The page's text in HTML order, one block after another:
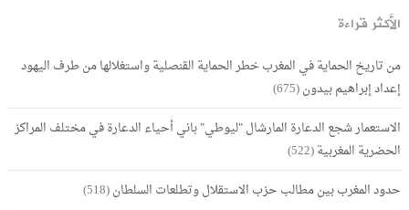
الأكثر قراءة
من تاريخ الحماية في المغرب خطر الحماية القنصلية واستغلالها من طرف اليهود
إعداد إبراهيم بيدون(675)
الاستعمار شجع الدعارة المارشال "ليوطي" باني أحياء الدعارة في مختلف المراكز
الحضرية المغربية(522)
حدود المغرب بين مطالب حزب الاستقلال وتطلعات السلطان(518)